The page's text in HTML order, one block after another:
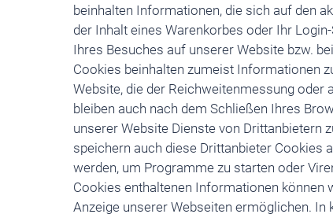
beinhalten Informationen, die sich auf den
der Inhalt eines Warenkorbes oder Ihr
Ihres Besuches auf unserer Website bzw.
Cookies beinhalten zumeist Informationen
Website, die der Reichweitenmessung oder
bleiben auch nach dem Schließen Ihres
unserer Website Dienste von Drittanbietern
speichern auch diese Drittanbieter Cookies
werden, um Programme zu starten oder
Cookies enthaltenen Informationen können
Anzeige unserer Webseiten ermöglichen. In